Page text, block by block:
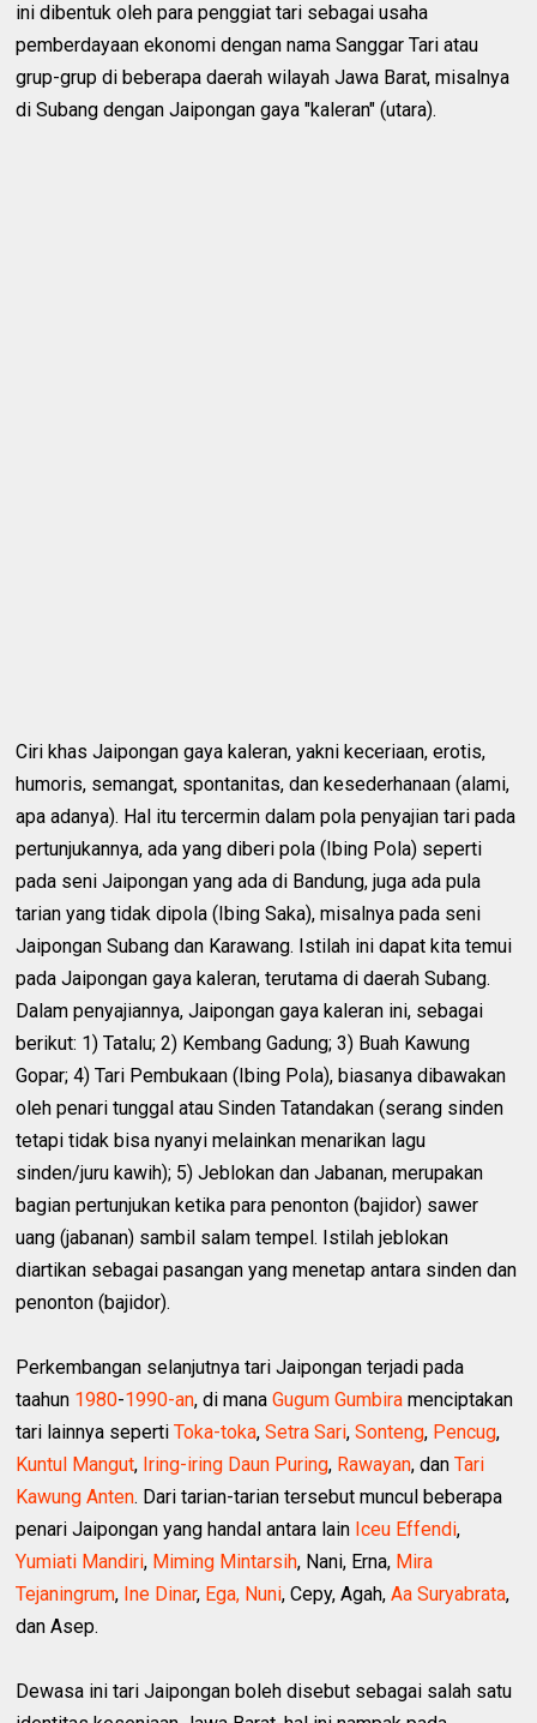
ini dibentuk oleh para penggiat tari sebagai usaha
pemberdayaan ekonomi dengan nama Sanggar Tari atau
grup-grup di beberapa daerah wilayah Jawa Barat, misalnya
di Subang dengan Jaipongan gaya "kaleran" (utara).
Ciri khas Jaipongan gaya kaleran, yakni keceriaan, erotis,
humoris, semangat, spontanitas, dan kesederhanaan (alami,
apa adanya). Hal itu tercermin dalam pola penyajian tari pada
pertunjukannya, ada yang diberi pola (Ibing Pola) seperti
pada seni Jaipongan yang ada di Bandung, juga ada pula
tarian yang tidak dipola (Ibing Saka), misalnya pada seni
Jaipongan Subang dan Karawang. Istilah ini dapat kita temui
pada Jaipongan gaya kaleran, terutama di daerah Subang.
Dalam penyajiannya, Jaipongan gaya kaleran ini, sebagai
berikut: 1) Tatalu; 2) Kembang Gadung; 3) Buah Kawung
Gopar; 4) Tari Pembukaan (Ibing Pola), biasanya dibawakan
oleh penari tunggal atau Sinden Tatandakan (serang sinden
tetapi tidak bisa nyanyi melainkan menarikan lagu
sinden/juru kawih); 5) Jeblokan dan Jabanan, merupakan
bagian pertunjukan ketika para penonton (bajidor) sawer
uang (jabanan) sambil salam tempel. Istilah jeblokan
diartikan sebagai pasangan yang menetap antara sinden dan
penonton (bajidor).
Perkembangan selanjutnya tari Jaipongan terjadi pada
taahun 1980-1990-an, di manaGugum Gumbira menciptakan
tari lainnya sepertiToka-toka,Setra Sari,Sonteng, Pencug,
Kuntul Mangut, Iring-iring Daun Puring, Rawayan, danTari
Kawung Anten. Dari tarian-tarian tersebut muncul beberapa
penari Jaipongan yang handal antara lain Iceu Effendi,
Yumiati Mandiri, Miming Mintarsih, Nani, Erna, Mira
Tejaningrum, Ine Dinar, Ega, Nuni, Cepy, Agah,Aa Suryabrata,
dan Asep.
Dewasa ini tari Jaipongan boleh disebut sebagai salah satu